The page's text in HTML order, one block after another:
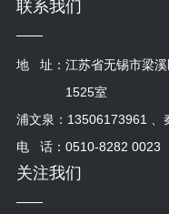
联系我们
地 址： 江苏省无锡市梁
1525室
浦文泉：13506173961 、
电 话：0510-8282 0023
关注我们